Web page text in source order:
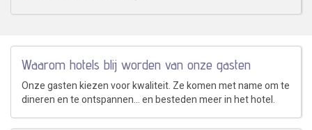
Waarom hotels blij worden van onze gasten
Onze gasten kiezen voor kwaliteit. Ze komen met name om te
dineren en te ontspannen... en besteden meer in het hotel.